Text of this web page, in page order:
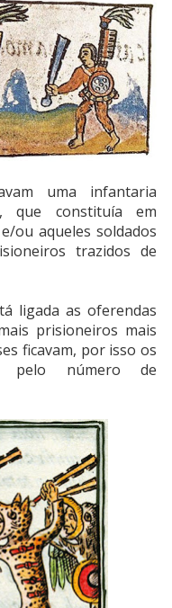
uma infantaria
que constituía em
ou aqueles soldados
trazidos de
ligada as oferendas
prisioneiros mais
ficavam, por isso os
pelo número de